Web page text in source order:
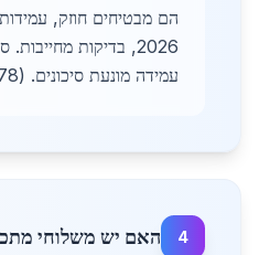
הם מבטיחים חוזק,
2026, בדיקות
עמידה מונעת סיכונים. (78 מילים)
4 האם יש משלוחי